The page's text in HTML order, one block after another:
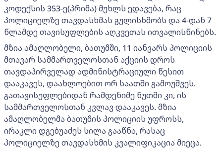
კოდექსის 353-ე(პრიმა) მუხლს ედავება, რაც
პოლიციელზე თავდასხმას გულისხმობს და 4-დან 7
წლამდე თავისუფლების აღკვეთას ითვალისწინებს.
მზია ამაღლობელი, ბათუმში, 11 იანვარს პოლიციის
მთავარ სამმართველოსთან აქციის დროს
თავდაპირველად ადმინისტრაციული წესით
დააკავეს, დაახლოებით ორ საათში გამოუშვეს.
გათავისუფლებიდან რამდენიმე წუთში კი, ის
სამმართველოსთან კვლავ დააკავეს. მზია
ამაღლობელმა ბათუმის პოლიციის უფროსს,
ირაკლი დგებუაძეს სილა გააწნა, რასაც
პოლიციელზე თავდასხმის კვალიფიკაცია მიეცა.